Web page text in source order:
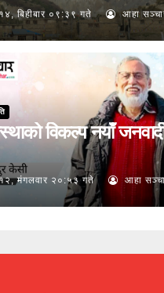
बिहीबार ०९:३९ गते आहा
विकल्प नयाँ
मंगलवार २०:५३ गते आहा